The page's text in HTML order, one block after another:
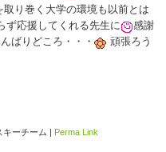
り巻く大学の環境も以前とは
ず応援してくれる先生に
感謝
ばりどころ・・・
頑張ろう
キーチーム | Perma Link